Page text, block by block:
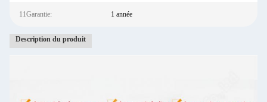
11Garantie: 1 année
Description du produit